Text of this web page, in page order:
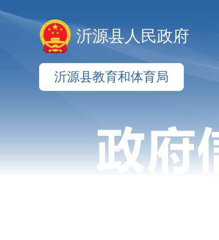
沂源县人民政府
沂源县教育和体育局